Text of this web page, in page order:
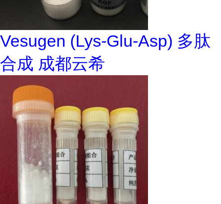
Vesugen (Lys-Glu-Asp) 多肽
合成 成都云希